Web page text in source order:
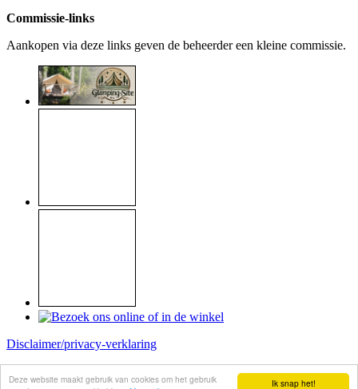
Ik snap het!
Deze website maakt gebruik van cookies om het gebruik
Commissie-links
Aankopen via deze links geven de beheerder een kleine commissie.
Disclaimer/privacy-verklaring
Site made byKoome-webservice